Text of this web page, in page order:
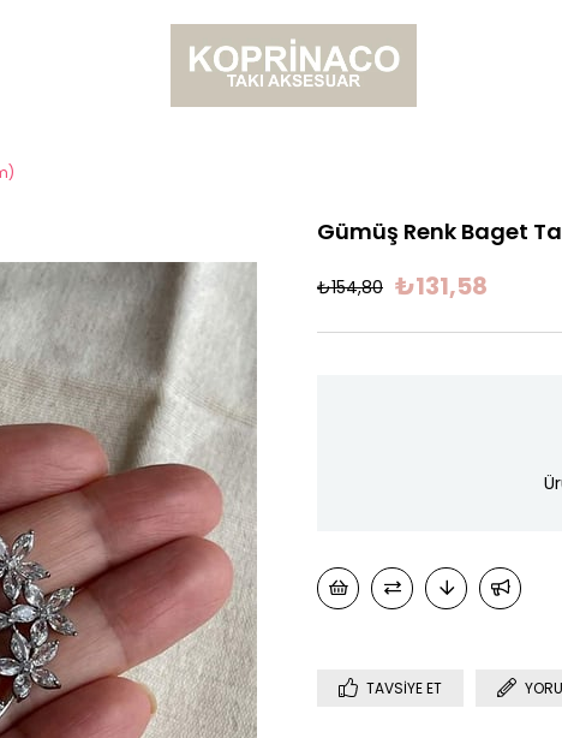
Gümüş Renk Baget
₺154,80 ₺131,58
TAVSIYE ET